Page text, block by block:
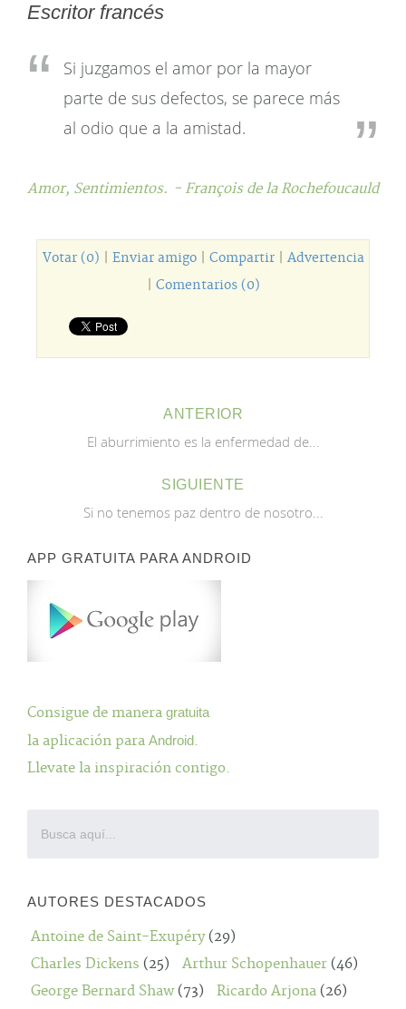
Escritor francés
Si juzgamos el amor por la mayor
parte de sus defectos, se parece más
al odio que a la amistad.
Amor, Sentimientos. - François de la Rochefoucauld
Votar (0) Enviar amigo| Compartir| Advertencia
Comentarios (0)
ANTERIOR
El aburrimiento es la enfermedad de...
SIGUIENTE
Si no tenemos paz dentro de nosotro...
APP GRATUITA PARA ANDROID
Consigue de manera gratuita
la aplicación para Android.
Llevate la inspiración contigo.
AUTORES DESTACADOS
Antoine de Saint-Exupéry(29)
Charles Dickens (25) Arthur Schopenhauer (46)
George Bernard Shaw(73) Ricardo Arjona (26)